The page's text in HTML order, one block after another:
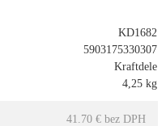
KD1682
5903175330307
Kraftdele
4,25 kg
41.70 € bez DPH